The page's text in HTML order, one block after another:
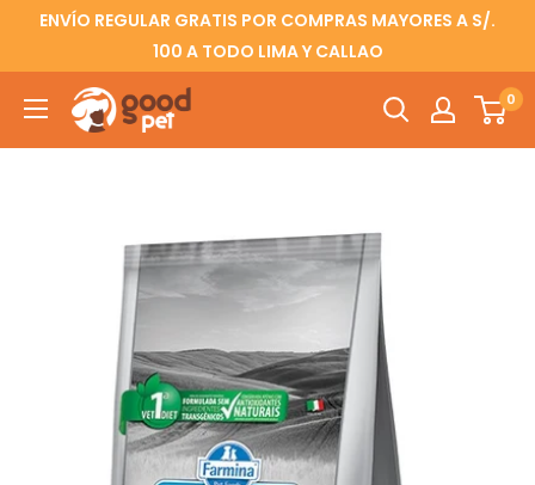
ENVÍO REGULAR GRATIS POR COMPRAS MAYORES A S/.
100 A TODO LIMA Y CALLAO
0